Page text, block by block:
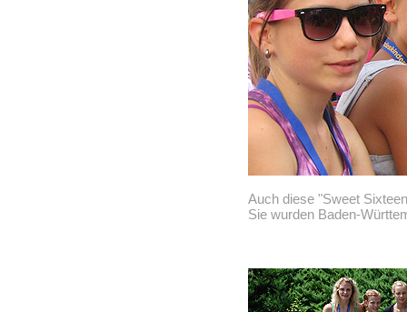
Auch diese "Sweet
Sie wurden Baden-